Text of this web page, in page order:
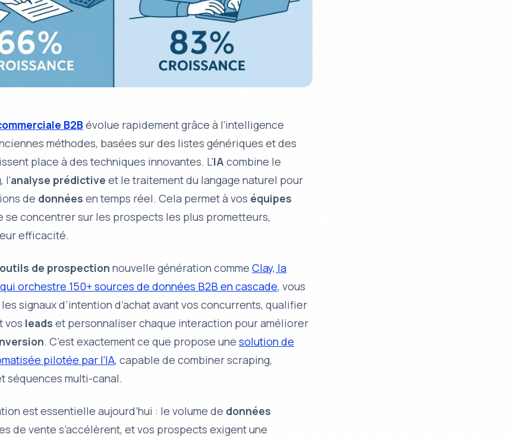
B2Bévolue rapidement grâce à l’intelligence
méthodes, basées sur des listes génériques et des
place à des techniques innovantes. L’IA combine le
, l’analyse prédictive et letraitement du langage naturel pour
de données en temps réel. Cela permet à vos équipes
se concentrer sur les prospects les plus prometteurs,
efficacité.
outils de prospection nouvelle génération commeClay, la
orchestre 150+ sources de données B2B en cascade, vous
lessignaux d’intention d’achatavant vos concurrents, qualifier
vos leads et personnaliser chaque interaction pour améliorer
. C’est exactement ce que propose unesolution de
pilotée par l’IA, capable de combiner scraping,
séquences multi-canal.
est essentielle aujourd’hui : le volume de données
de vente s’accélèrent, et vos prospects exigent une